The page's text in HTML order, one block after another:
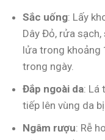
Sắc uống: Lấy
Dây Đỏ, rửa
lửa trong khoảng
trong ngày.
Đắp ngoài da: Lá
tiếp lên vùng da bị
Ngâm rượu: Rễ